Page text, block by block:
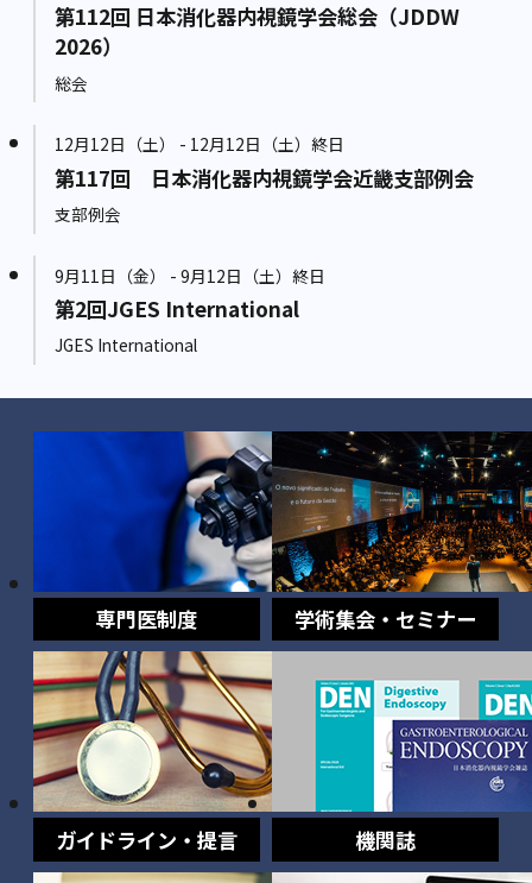
第112回 日本消化器内視鏡学会総会（JDDW
2026）
総会
12月12日（土） - 12月12日（土）終日
第117回 日本消化器内視鏡学会近畿支部例会
支部例会
9月11日（金） - 9月12日（土）終日
第2回JGES International
JGES International
専門医制度 学術集会・セミナー
ガイドライン・提言 機関誌